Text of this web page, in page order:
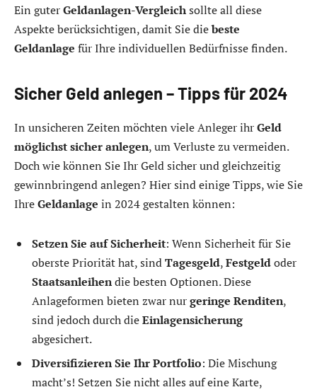
Ein guterGeldanlagen-Vergleichsollte all diese
Aspekte berücksichtigen, damit Sie diebeste
Geldanlage für Ihre individuellen Bedürfnisse finden.
Sicher Geld anlegen – Tipps für 2024
In unsicheren Zeiten möchten viele Anleger ihrGeld
möglichst sicher anlegen, um Verluste zu vermeiden.
Doch wie können Sie Ihr Geld sicher und gleichzeitig
gewinnbringend anlegen? Hier sind einige Tipps, wie Sie
IhreGeldanlage in 2024 gestalten können:
Setzen Sie auf Sicherheit: Wenn Sicherheit für Sie
oberste Priorität hat, sindTagesgeld,Festgeldoder
Staatsanleihendie besten Optionen. Diese
Anlageformen bieten zwar nurgeringe Renditen,
sind jedoch durch dieEinlagensicherung
abgesichert.
Diversifizieren Sie Ihr Portfolio: Die Mischung
macht’s! Setzen Sie nicht alles auf eine Karte,